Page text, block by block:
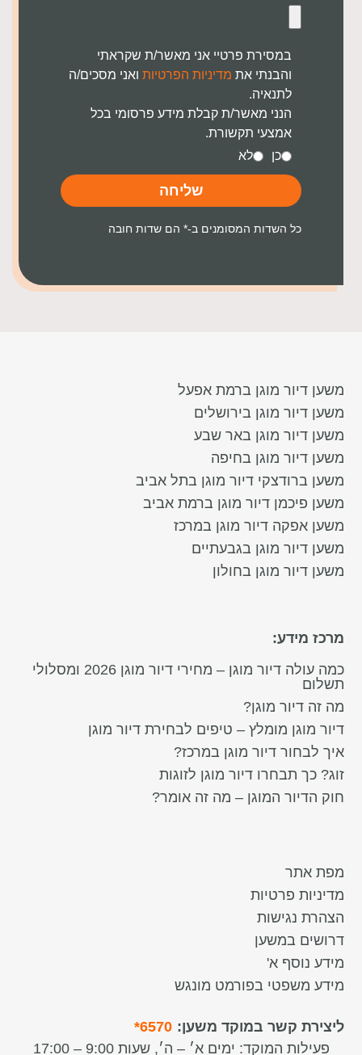
במסירת פרטיי אני מאשר/ת שקראתי
והבנתי את מדיניות הפרטיות ואני מסכים/ה
לתנאיה.
הנני מאשר/ת קבלת מידע פרסומי בכל
אמצעי תקשורת.
כן
לא
שליחה
כל השדות המסומנים ב-* הם שדות חובה
משען דיור מוגן ברמת אפעל
משען דיור מוגן בירושלים
משען דיור מוגן באר שבע
משען דיור מוגן בחיפה
משען ברודצקי דיור מוגן בתל אביב
משען פיכמן דיור מוגן ברמת אביב
משען אפקה דיור מוגן במרכז
משען דיור מוגן בגבעתיים
משען דיור מוגן בחולון
מרכז מידע:
כמה עולה דיור מוגן – מחירי דיור מוגן 2026 ומסלולי
תשלום
מה זה דיור מוגן?
דיור מוגן מומלץ – טיפים לבחירת דיור מוגן
איך לבחור דיור מוגן במרכז?
זוג? כך תבחרו דיור מוגן לזוגות
חוק הדיור המוגן – מה זה אומר?
מפת אתר
מדיניות פרטיות
הצהרת נגישות
דרושים במשען
מידע נוסף א'
מידע משפטי בפורמט מונגש
ליצירת קשר במוקד משען: 6570*
פעילות המוקד: ימים א׳ – ה׳, שעות 9:00 – 17:00